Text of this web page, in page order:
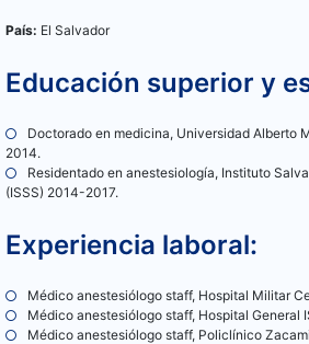
País: El Salvador
Educación superior y
Doctorado en medicina, Universidad Alberto
2014.
Residentado en anestesiología, Instituto
(ISSS) 2014-2017.
Experiencia laboral:
Médico anestesiólogo staff, Hospital Militar
Médico anestesiólogo staff, Hospital General
Médico anestesiólogo staff, Policlínico